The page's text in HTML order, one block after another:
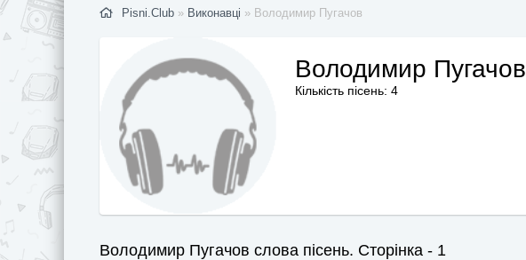
Pisni.Club » Виконавці » Володимир Пугачов
Володимир Пугачов
Кількість пісень: 4
Володимир Пугачов слова пісень. Сторінка - 1